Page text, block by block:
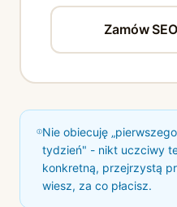
Zamów
Nie obiecuję
tydzień" - nikt uczciwy
konkretną, przejrzystą
wiesz, za co płacisz.